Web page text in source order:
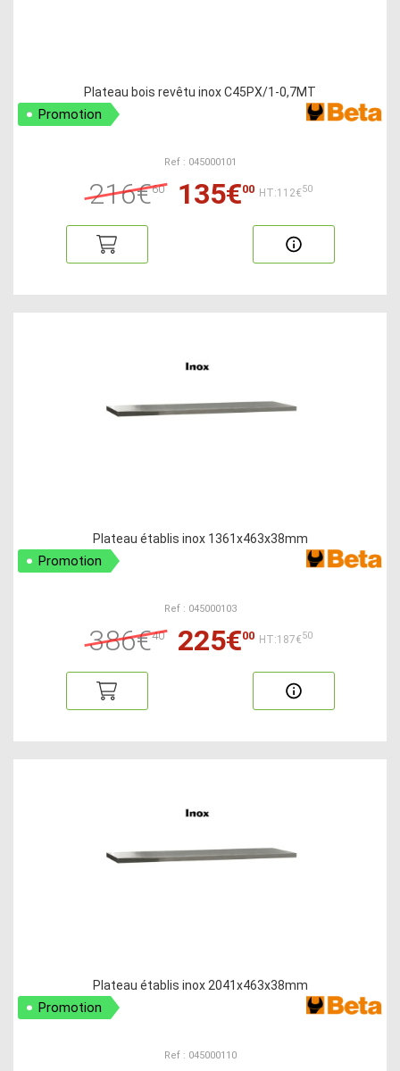
Plateau bois revêtu inox C45PX/1-0,7MT
Promotion
Ref : 045000101
216€60 135€00 HT:112€50
Plateau établis inox 1361x463x38mm
Promotion
Ref : 045000103
386€40 225€00 HT:187€50
Plateau établis inox 2041x463x38mm
Promotion
Ref : 045000110